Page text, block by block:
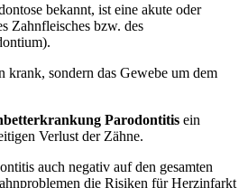
bekannt, ist eine akute oder
Zahnfleisches bzw. des
krank, sondern das Gewebe um dem
Parodontitis ein
Verlust der Zähne.
auch negativ auf den gesamten
die Risiken für Herzinfarkt